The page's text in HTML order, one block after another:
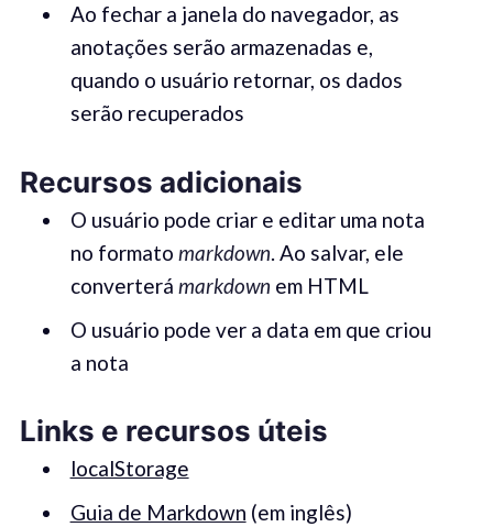
Ao fechar a janela do navegador, as
anotações serão armazenadas e,
quando o usuário retornar, os dados
serão recuperados
Recursos adicionais
O usuário pode criar e editar uma nota
no formato markdown. Ao salvar, ele
converterá markdown em HTML
O usuário pode ver a data em que criou
a nota
Links e recursos úteis
localStorage
Guia de Markdown (em inglês)